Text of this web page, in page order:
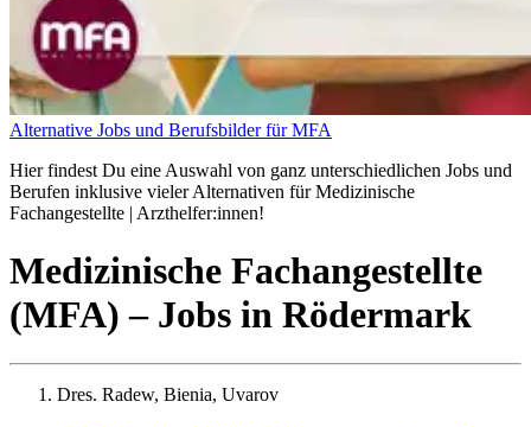
Alternative Jobs und Berufsbilder für MFA
Hier findest Du eine Auswahl von ganz unterschiedlichen Jobs und
Berufen inklusive vieler Alternativen für Medizinische
Fachangestellte | Arzthelfer:innen!
Medizinische Fachangestellte
(MFA) – Jobs in Rödermark
Dres. Radew, Bienia, Uvarov